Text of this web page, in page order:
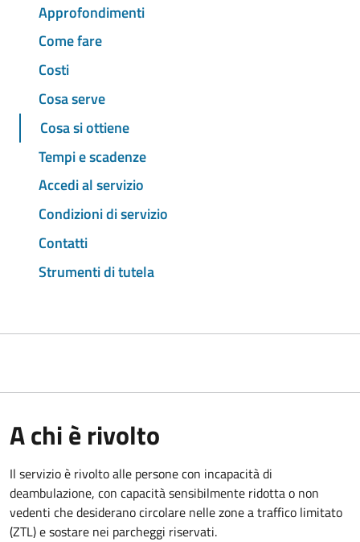
Approfondimenti
Come fare
Costi
Cosa serve
Cosa si ottiene
Tempi e scadenze
Accedi al servizio
Condizioni di servizio
Contatti
Strumenti di tutela
A chi è rivolto
Il servizio è rivolto alle persone con incapacità di
deambulazione, con capacità sensibilmente ridotta o non
vedenti che desiderano circolare nelle zone a traffico limitato
(ZTL) e sostare nei parcheggi riservati.